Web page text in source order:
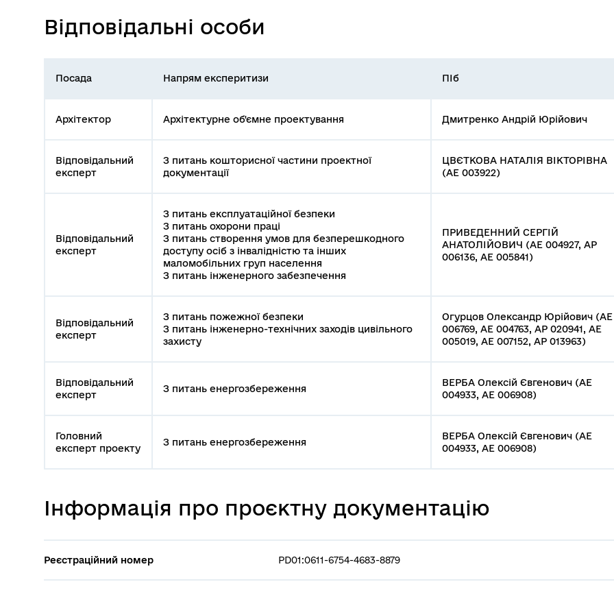
Відповідальні особи
Посада Напрям експеритизи ПІб
Архітектор Архітектурне об'ємне проектування Дмитренко Андрій Юрійович
Відповідальний
експерт
З питань кошторисної частини проектної
документації
ЦВЄТКОВА НАТАЛІЯ ВІКТОРІВНА
(АЕ 003922)
Відповідальний
експерт
З питань експлуатаційної безпеки
З питань охорони праці
З питань створення умов для безперешкодного
доступу осіб з інвалідністю та інших
маломобільних груп населення
З питань інженерного забезпечення
ПРИВЕДЕННИЙ СЕРГІЙ
АНАТОЛІЙОВИЧ (АЕ 004927, АР
006136, АЕ 005841)
Відповідальний
експерт
З питань пожежної безпеки
З питань інженерно-технічних заходів цивільного
захисту
Огурцов Олександр Юрійович (АЕ
006769, АЕ 004763, АР 020941, АЕ
005019, АЕ 007152, АР 013963)
Відповідальний
експерт
З питань енергозбереження
ВЕРБА Олексій Євгенович (АЕ
004933, АЕ 006908)
Головний
експерт проекту
З питань енергозбереження
ВЕРБА Олексій Євгенович (АЕ
004933, АЕ 006908)
Інформація про проєктну документацію
Реєстраційний номер PD01:0611-6754-4683-8879